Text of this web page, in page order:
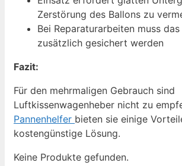
Zerstörung des Ballons zu
Bei Reparaturarbeiten muss
zusätzlich gesichert werden
Fazit:
Für den mehrmaligen Gebrauch sind
Luftkissenwagenheber nicht zu
Pannenhelfer bieten sie einige
kostengünstige Lösung.
Keine Produkte gefunden.